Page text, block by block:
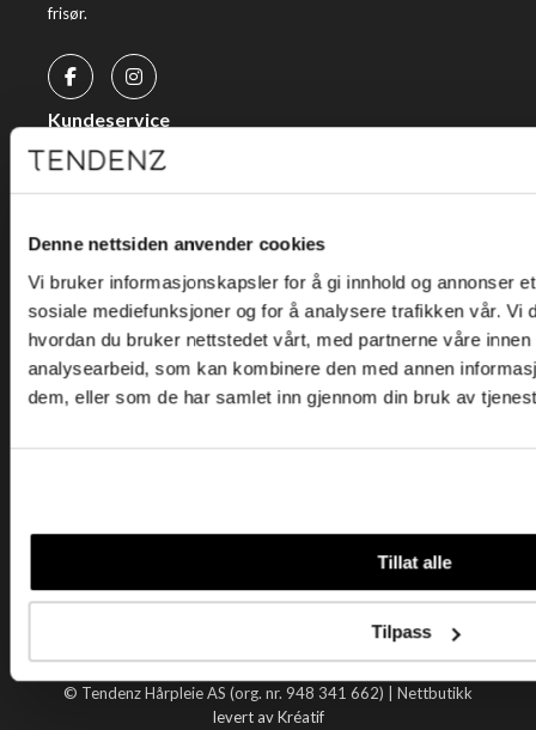
Denne nettsiden anvender cookies
Vi bruker informasjonskapsler for å gi innhold og annonser
sosiale mediefunksjoner og for å analysere trafikken vår. Vi
hvordan du bruker nettstedet vårt, med partnerne våre
analysearbeid, som kan kombinere den med annen
dem, eller som de har samlet inn gjennom din bruk av
Tillat alle
Tilpass
frisør.
Kundeservice
Kjøpsvilkår
Personvern
Holtegata 26, 0355 Oslo
Telefon: +47 22 92 50 00
E-post: kundeservice@tendenz.net
Nyttige lenker
Datablad
Om oss
Handle hos oss
© Tendenz Hårpleie AS (org. nr. 948 341 662) | Nettbutikk
levert av Kréatif